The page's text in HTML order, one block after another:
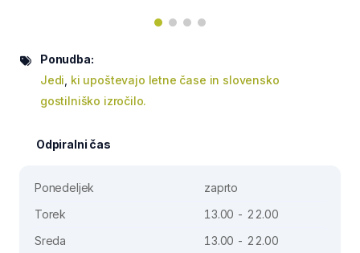
Ponudba:
Jedi ki upoštevajo letne čase in slovensko
gostilniško izročilo.
Odpiralni čas
Ponedeljek
zaprto
Torek
13.00 - 22.00
Sreda
13.00 - 22.00